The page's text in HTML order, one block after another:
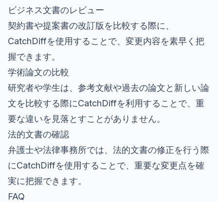
ビジネス文書のレビュー
契約書や提案書の改訂版を比較する際に、
CatchDiffを使用することで、変更内容を素早く把
握できます。
学術論文の比較
研究者や学生は、参考文献や過去の論文と新しい論
文を比較する際にCatchDiffを利用することで、重
要な違いを見落とすことがありません。
法的文書の確認
弁護士や法律事務所では、法的文書の修正を行う際
にCatchDiffを使用することで、重要な変更点を確
実に把握できます。
FAQ